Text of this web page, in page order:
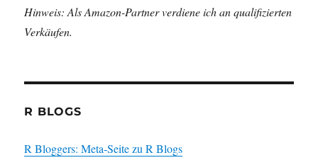
Hinweis: Als Amazon-Partner verdiene ich an qualifizierten
Verkäufen.
R BLOGS
R Bloggers: Meta-Seite zu R Blogs